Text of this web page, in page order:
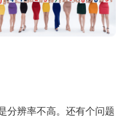
分辨率不高。还有个问题